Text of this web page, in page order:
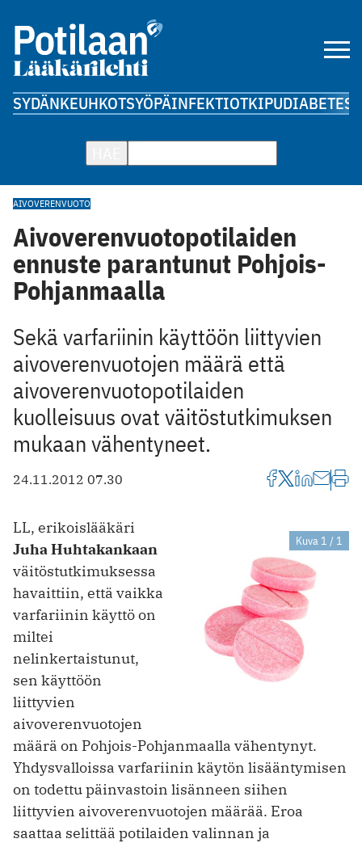
SYDÄNKEUHKOTSYÖPÄINFEKTIOTKIPUDIABETES
AIVOVERENVUOTO
Aivoverenvuotopotilaiden
ennuste parantunut Pohjois-
Pohjanmaalla
Sekä varfariinin käyttöön liittyvien
aivoverenvuotojen määrä että
aivoverenvuotopotilaiden
kuolleisuus ovat väitöstutkimuksen
mukaan vähentyneet.
24.11.2012 07.30
Kuva 1 / 1
LL, erikoislääkäri
Juha Huhtakankaan
väitöstutkimuksessa
havaittiin, että vaikka
varfariinin käyttö on
miltei
nelinkertaistunut,
sen käyttöön
liittyvien
aivoverenvuotojen
määrä on Pohjois-Pohjanmaalla vähentynyt.
Yhdysvalloissa varfariinin käytön lisääntymisen
on todettu päinvastoin lisänneen siihen
liittyvien aivoverenvuotojen määrää. Eroa
saattaa selittää potilaiden valinnan ja